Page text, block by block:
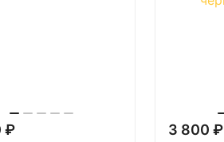
₽ 3 800 ₽